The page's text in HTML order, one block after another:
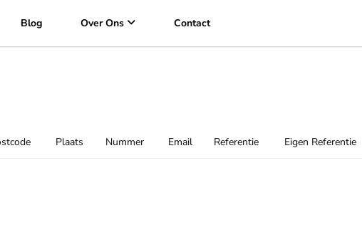
Blog Over Ons Contact
Plaats Nummer Email Referentie Eigen Referentie